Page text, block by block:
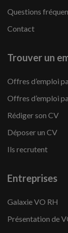
Questions
Contact
Trouver un
Offres d’emploi
Offres d’emploi
Rédiger son CV
Déposer un CV
Ils recrutent
Entreprises
Galaxie VO RH
Présentation de